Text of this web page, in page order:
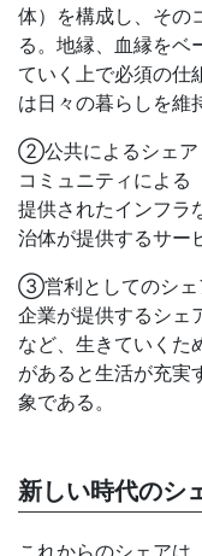
体）を構成し、その
る。地縁、血縁をベ
ていく上で必須の仕
は日々の暮らしを維
②公共によるシェア
コミュニティによる
提供されたインフラ
治体が提供するサー
③営利としてのシェ
企業が提供するシェ
など、生きていくた
があると生活が充実
象である。
新しい時代のシ
これからのシェアは